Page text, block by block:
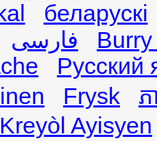
беларускі
فارسی
Русский
Frysk
ភ
Kreyòl Ayisyen